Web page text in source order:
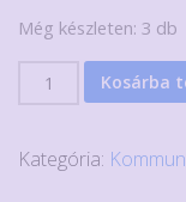
Még készleten: 3 db
MCP2515
kontroller
Kosárba
Kategória: